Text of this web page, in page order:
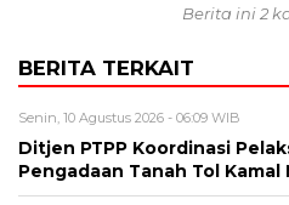
Berita ini 2
BERITA TERKAIT
Senin, 10 Agustus 2026 - 06:09 WIB
Ditjen PTPP Koordinasi
Pengadaan Tanah Tol Kamal